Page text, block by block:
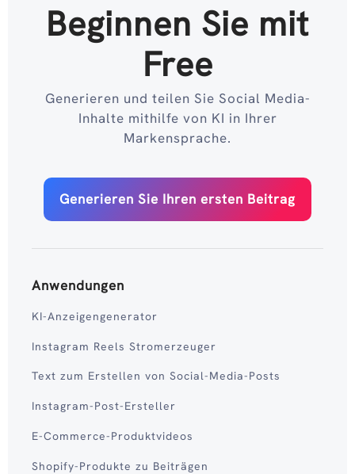
Beginnen Sie mit
Free
Generieren und teilen Sie Social Media-
Inhalte mithilfe von KI in Ihrer
Markensprache.
Generieren Sie Ihren ersten Beitrag
Anwendungen
KI-Anzeigengenerator
Instagram Reels Stromerzeuger
Text zum Erstellen von Social-Media-Posts
Instagram-Post-Ersteller
E-Commerce-Produktvideos
Shopify-Produkte zu Beiträgen